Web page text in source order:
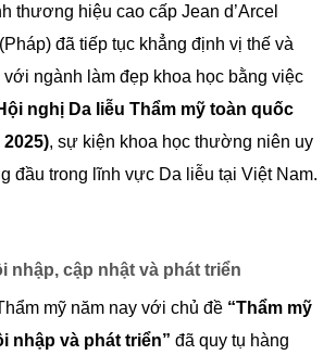
thương hiệu cao cấp Jean d’Arcel
đã tiếp tục khẳng định vị thế và
với ngành làm đẹp khoa học bằng việc
nghị Da liễu Thẩm mỹ toàn quốc
, sự kiện khoa học thường niên uy
đầu trong lĩnh vực Da liễu tại Việt Nam.
nhập, cập nhật và phát triển
mỹ năm nay với chủ đề “Thẩm mỹ
nhập và phát triển” đã quy tụ hàng